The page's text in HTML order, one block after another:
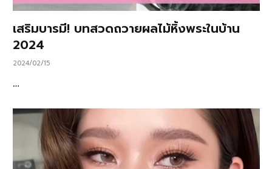
เสริมบารมี! บทสวดถวายผลไม้หิ้งพระในบ้าน
2024
2024/02/15
…